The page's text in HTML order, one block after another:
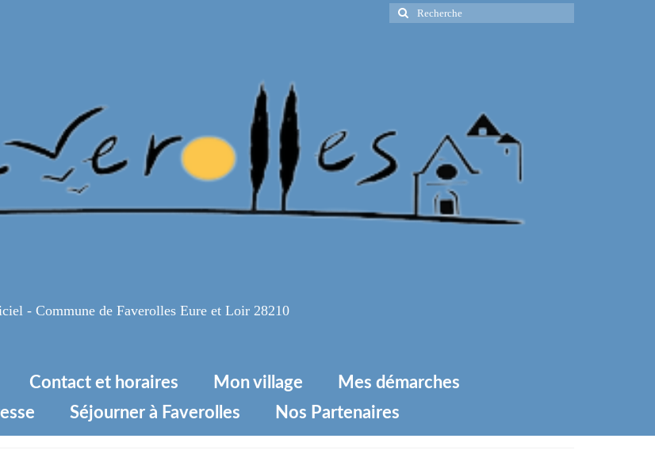
Rechercher
:
- Commune de Faverolles Eure et Loir 28210
Contact et horaires Mon village
Mes démarches
Séjourner à Faverolles Nos Partenaires